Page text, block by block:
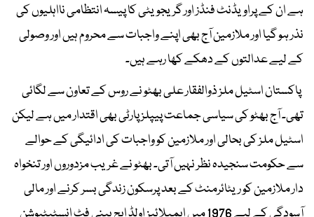
ہے ان کے پراویڈنٹ فنڈز اور گریجویٹی کا پیسہ انتظامی نااہلیوں کی
نذر ہو گیا اور ملازمین آج بھی اپنے واجبات سے محروم ہیں اور وصولی
کے لیے عدالتوں کے دھکے کھا رہے ہیں۔
پاکستان اسٹیل ملز ذوالفقار علی بھٹو نے روس کے تعاون سے لگائی
تھی۔ آج بھٹو کی سیاسی جماعت پیپلز پارٹی بھی اقتدار میں ہے لیکن
اسٹیل ملز کی بحالی اور ملازمین کو واجبات کی ادائیگی کے حوالے
سے حکومت سنجیدہ نظر نہیں آتی۔ بھٹو نے غریب مزدوروں اور تنخواہ
دار ملازمین کو ریٹائرمنٹ کے بعد پرسکون زندگی بسر کرنے اور مالی